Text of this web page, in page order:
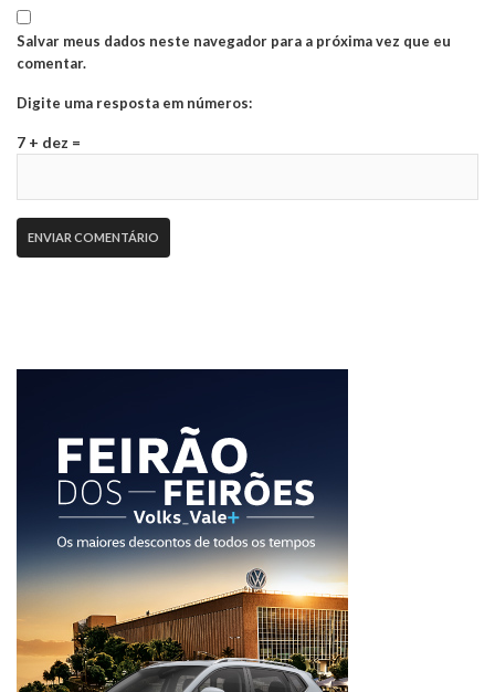
Salvar meus dados neste navegador para a próxima vez que eu
comentar.
Digite uma resposta em números:
7 + dez =